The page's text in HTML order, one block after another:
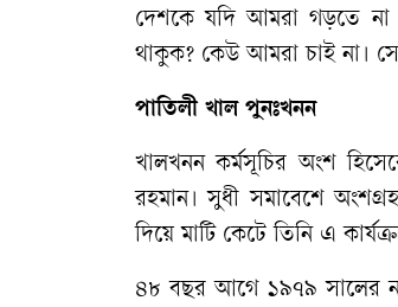
দেশকে যদি আমরা গড়তে না
থাকুক? কেউ আমরা চাই না।
পাতিলী খাল পুনঃখনন
খালখনন কর্মসূচির অংশ
রহমান। সুধী সমাবেশে
দিয়ে মাটি কেটে তিনি এ
৪৮ বছর আগে ১৯৭৯ সালের